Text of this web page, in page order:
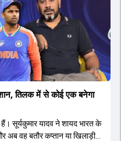
तिलक में से कोई एक बनेगा
सूर्यकुमार यादव ने शायद भारत के
वह बतौर कप्तान या खिलाड़ी